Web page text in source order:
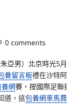
0 comments
亞男）北京時光5
養留言板禮在沙特
網賽，按國際足聯
道，這包養網車馬費